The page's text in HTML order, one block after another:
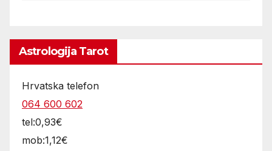
Astrologija Tarot
Hrvatska telefon
064 600 602
tel:0,93€
mob:1,12€